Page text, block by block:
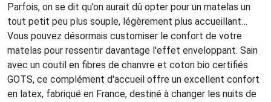
Parfois, on se dit qu’on aurait dû opter pour un matelas un
tout petit peu plus souple, légèrement plus accueillant…
Vous pouvez désormais customiser le confort de votre
matelas pour ressentir davantage l'effet enveloppant. Sain
avec un coutil en fibres de chanvre et coton bio certifiés
GOTS, ce complément d'accueil offre un excellent confort
en latex, fabriqué en France, destiné à changer les nuits de